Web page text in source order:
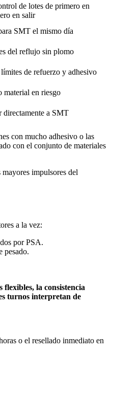
de lotes de primero en
en salir
SMT el mismo día
del reflujo sin plomo
de refuerzo y adhesivo
material en riesgo
directamente a SMT
con mucho adhesivo o las
con el conjunto de materiales
impulsores del
a la vez:
por PSA.
pesado.
la consistencia
turnos interpretan de
o el resellado inmediato en